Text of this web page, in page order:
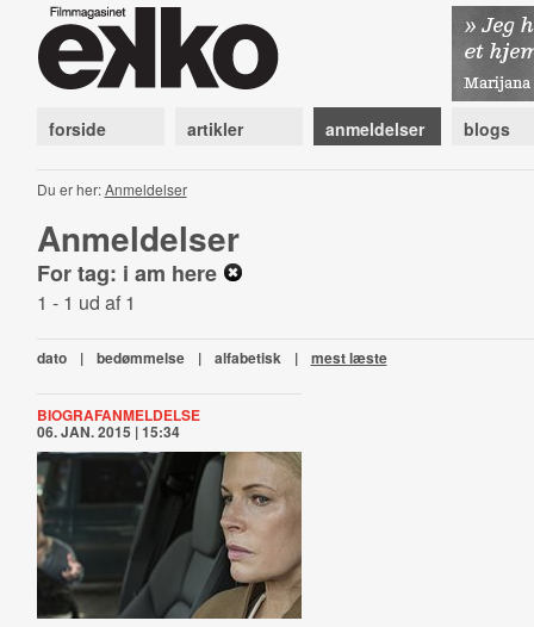
forside artikler anmeldelser blogs
Du er her:Anmeldelser
Anmeldelser
For tag: i am here
1 - 1 ud af 1
dato | bedømmelse | alfabetisk | mest læste
BIOGRAFANMELDELSE
06. JAN. 2015 | 15:34